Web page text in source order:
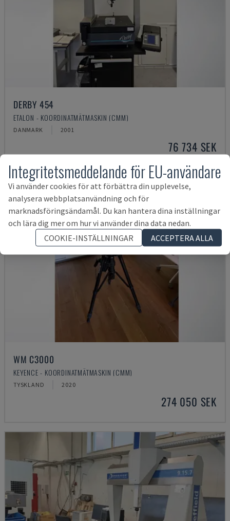
DERBY 454
ETALON - KOORDINATMÄTMASKIN (CMM)
DANMARK 2001
76 734 SEK
WM C3000
KEYENCE - KOORDINATMÄTMASKIN (CMM)
TYSKLAND 2020
274 050 SEK
Integritetsmeddelande för EU-användare
Vi använder cookies för att förbättra din upplevelse,
analysera webbplatsanvändning och för
marknadsföringsändamål. Du kan hantera dina inställningar
och lära dig mer om hur vi använder dina data nedan.
COOKIE-INSTÄLLNINGAR
ACCEPTERA ALLA